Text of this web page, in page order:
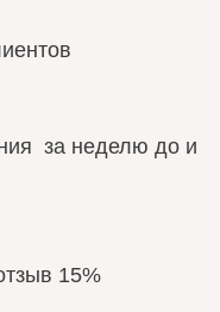
за неделю до и
15%